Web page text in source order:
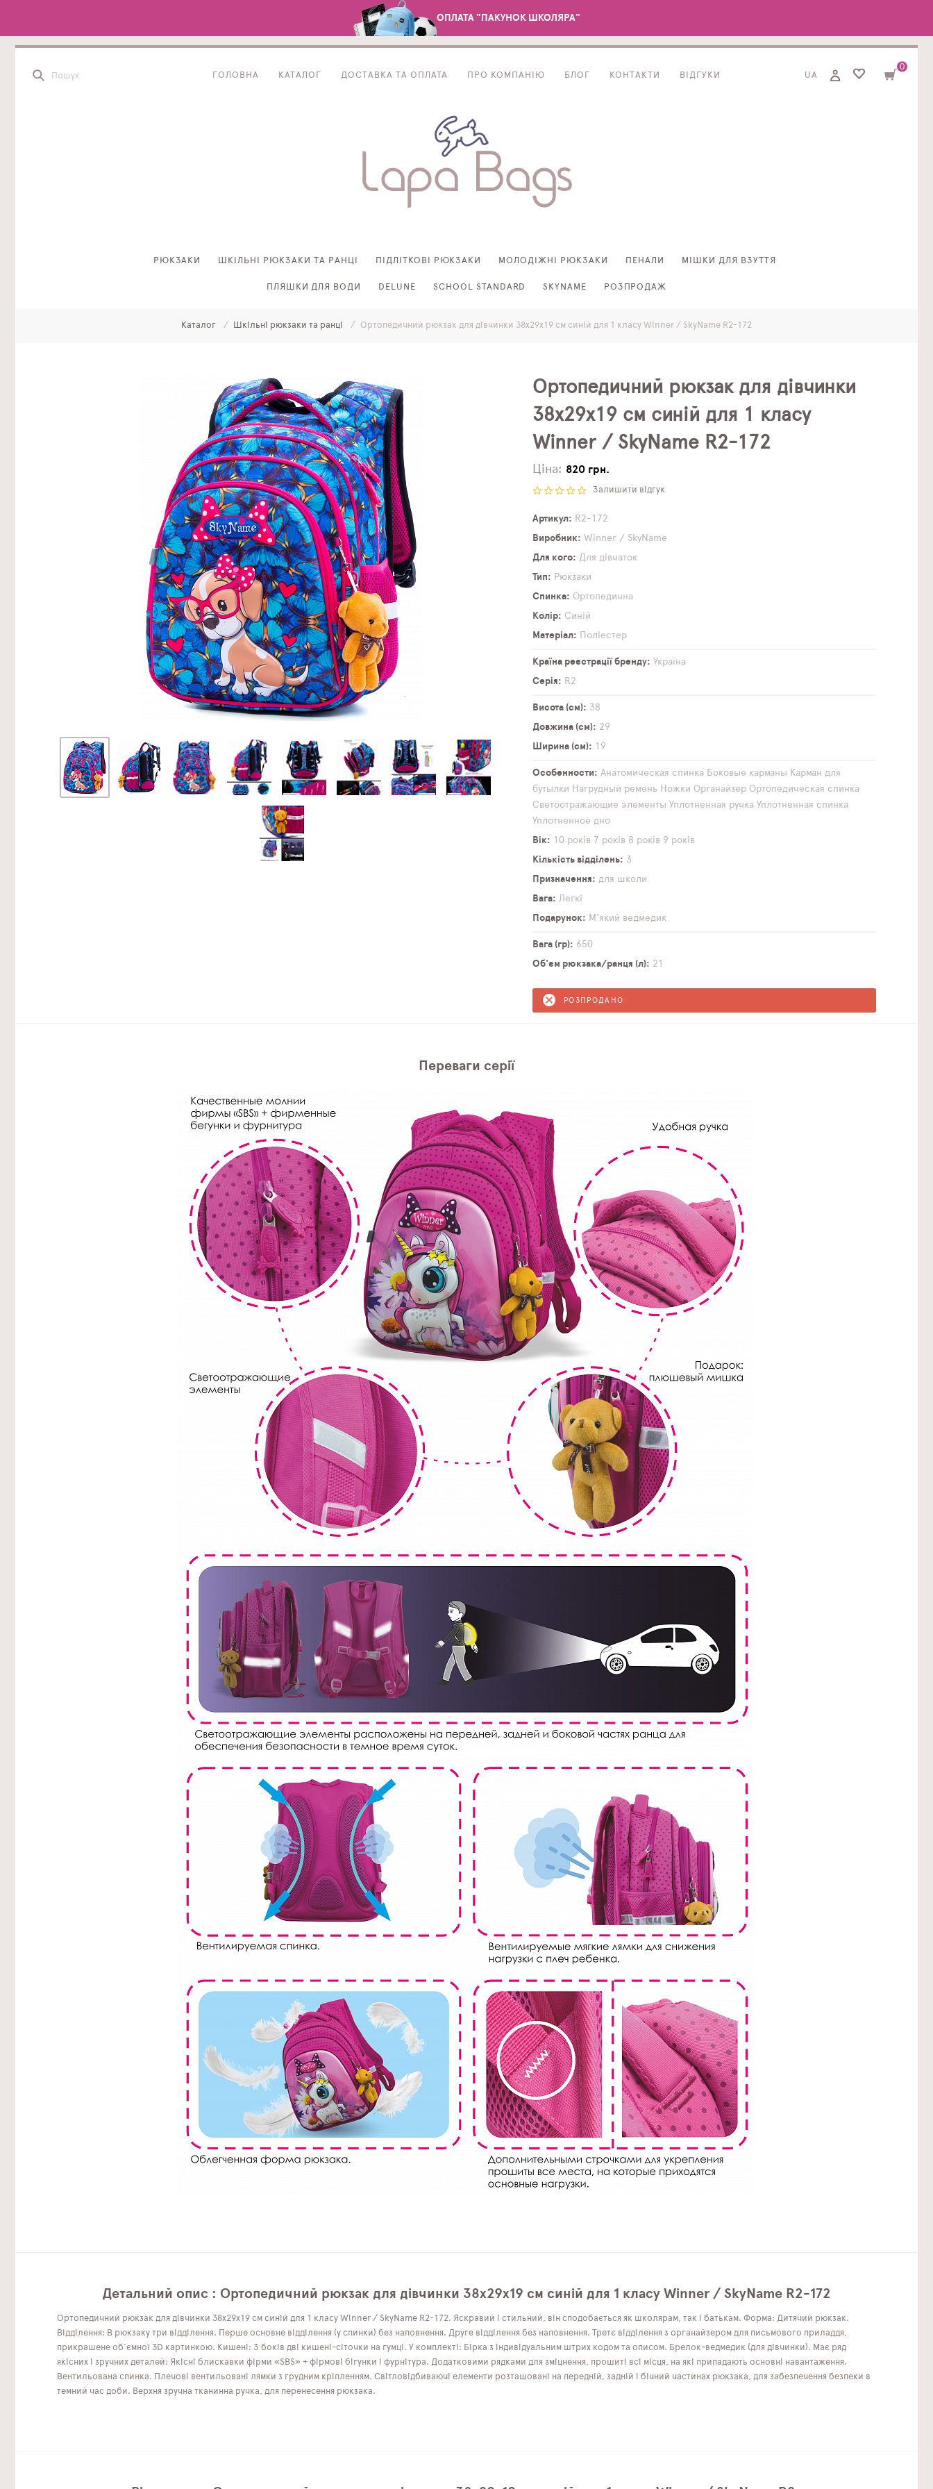
ОПЛАТА "ПАКУНОК ШКОЛЯРА"
ГОЛОВНА КАТАЛОГ ДОСТАВКА ТА ОПЛАТА ПРО КОМПАНІЮ БЛОГ КОНТАКТИ ВІДГУКИ UA
0
РЮКЗАКИ ШКІЛЬНІ РЮКЗАКИ ТА РАНЦІ ПІДЛІТКОВІ РЮКЗАКИ МОЛОДІЖНІ РЮКЗАКИ ПЕНАЛИ МІШКИ ДЛЯ ВЗУТТЯ
ПЛЯШКИ ДЛЯ ВОДИ DELUNE SCHOOL STANDARD SKYNAME РОЗПРОДАЖ
Каталог Шкільні рюкзаки та ранці Ортопедичний рюкзак для дівчинки 38х29х19 см синій для 1 класу Winner / SkyName R2-172
Ортопедичний рюкзак для дівчинки
38х29х19 см синій для 1 класу
Winner / SkyName R2-172
Ціна: 820 грн.
Залишити відгук
Артикул
R2-172
Виробник
Winner / SkyName
Для кого
Для дівчаток
Тип
Рюкзаки
Спинка
Ортопедична
Колір
Синій
Матеріал
Поліестер
Країна реєстрації бренду
Україна
Серія
R2
Висота (см)
38
Довжина (см)
29
Ширина (см)
19
Особенности Анатомическая спинка Боковые карманы Карман для
бутылки Нагрудный ремень Ножки Органайзер Ортопедическая спинка
Светоотражающие элементы Уплотненная ручка Уплотненная спинка
Уплотненное дно
Вік
10 років 7 років 8 років 9 років
Кількість відділень
3
Призначення
для школи
Вага
Легкі
Подарунок
М'який ведмедик
Вага (гр)
650
Об'єм рюкзака/ранця (л)
21
РОЗПРОДАНО
Переваги серії
Детальний опис : Ортопедичний рюкзак для дівчинки 38х29х19 см синій для 1 класу Winner / SkyName R2-172
Ортопедичний рюкзак для дівчинки 38х29х19 см синій для 1 класу Winner / SkyName R2-172. Яскравий і стильний, він сподобається як школярам, ​​так і батькам. Форма: Дитячий рюкзак.
Відділення: В рюкзаку три відділення. Перше основне відділення (у спинки) без наповнення. Друге відділення без наповнення. Третє відділення з органайзером для письмового приладдя,
прикрашене об'ємної 3D картинкою. Кишені: З боків дві кишені-сіточки на гумці. У комплекті: Бірка з індивідуальним штрих кодом та описом. Брелок-ведмедик (для дівчинки). Має ряд
якісних і зручних деталей: Якісні блискавки фірми «SBS» + фірмові бігунки і фурнітура. Додатковими рядками для зміцнення, прошиті всі місця, на які припадають основні навантаження.
Вентильована спинка. Плечові вентильовані лямки з грудним кріпленням. Світловідбиваючі елементи розташовані на передній, задній і бічний частинах рюкзака, для забезпечення безпеки в
темний час доби. Верхня зручна тканинна ручка, для перенесення рюкзака.